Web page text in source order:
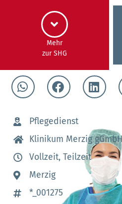
Mehr
zur SHG
Pflegedienst
Klinikum Merzig gGmbH
Vollzeit, Teilzeit
Merzig
*_001275